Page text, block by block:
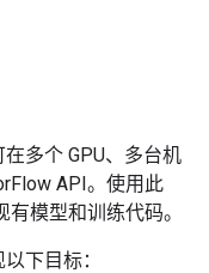
在多个 GPU、多台机
API。使用此
模型和训练代码。
下目标：